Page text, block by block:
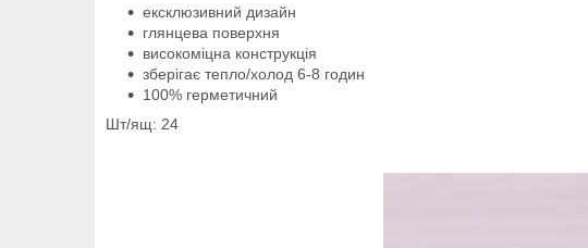
ексклюзивний дизайн
глянцева поверхня
високоміцна конструкція
зберігає тепло/холод 6-8 годин
100% герметичний
Шт/ящ: 24